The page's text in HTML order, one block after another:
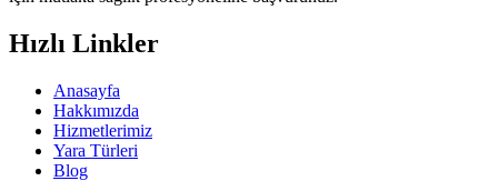
Hızlı Linkler
Anasayfa
Hakkımızda
Hizmetlerimiz
Yara Türleri
Blog